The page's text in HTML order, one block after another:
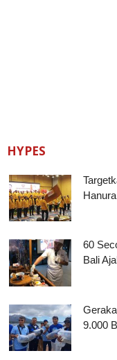
HYPES
60
Bali
9.000